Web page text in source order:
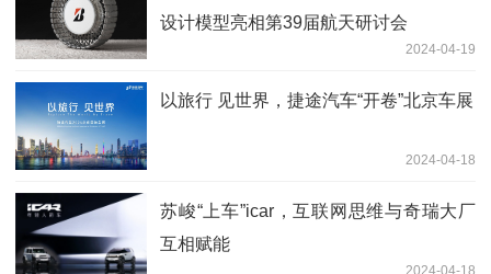
设计模型亮相第39届航天研讨会
2024-04-19
以旅行 见世界，捷途汽车“开卷”北京车展
2024-04-18
苏峻“上车”icar，互联网思维与奇瑞大厂
互相赋能
2024-04-18